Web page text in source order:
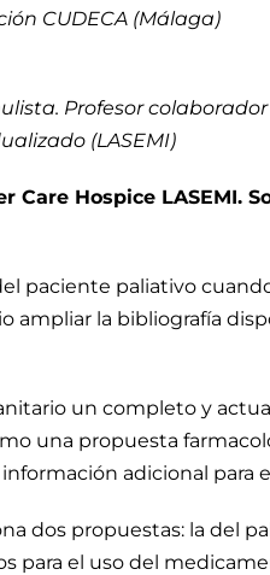
CUDECA (Málaga)
Profesor
(LASEMI)
Care Hospice LASEMI.
paciente paliativo
ampliar la bibliografía
un completo y
una propuesta
adicional para
dos propuestas: la del
para el uso del